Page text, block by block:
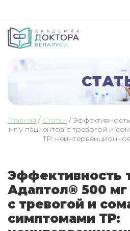
Главная / Статьи /
мг у пациентов с тревогой и
ТР:
Эффективность
Адаптол® 500 мг
с тревогой и
симптомами ТР: